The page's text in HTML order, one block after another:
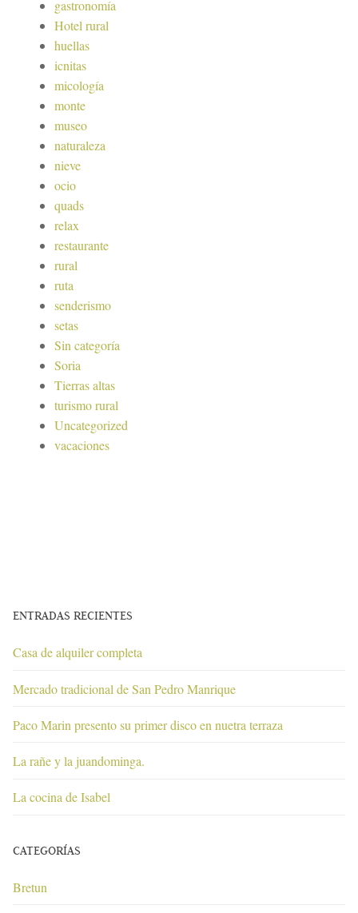
gastronomía
Hotel rural
huellas
icnitas
micología
monte
museo
naturaleza
nieve
ocio
quads
relax
restaurante
rural
ruta
senderismo
setas
Sin categoría
Soria
Tierras altas
turismo rural
Uncategorized
vacaciones
ENTRADAS RECIENTES
Casa de alquiler completa
Mercado tradicional de San Pedro Manrique
Paco Marin presento su primer disco en nuetra terraza
La rañe y la juandominga.
La cocina de Isabel
CATEGORÍAS
Bretun